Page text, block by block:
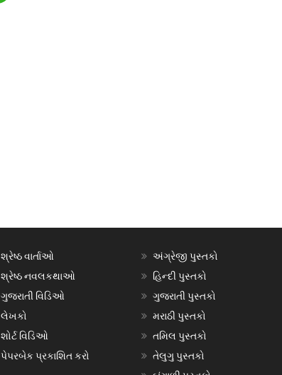
શ્રેષ્ઠ વાર્તાઓ
શ્રેષ્ઠ નવલકથાઓ
ગુજરાતી વિડિઓ
લેખકો
શોર્ટ વિડિઓ
પેપરબેક પ્રકાશિત કરો
અંગ્રેજી પુસ્તકો
હિન્દી પુસ્તકો
ગુજરાતી પુસ્તકો
મરાઠી પુસ્તકો
તમિલ પુસ્તકો
તેલુગુ પુસ્તકો